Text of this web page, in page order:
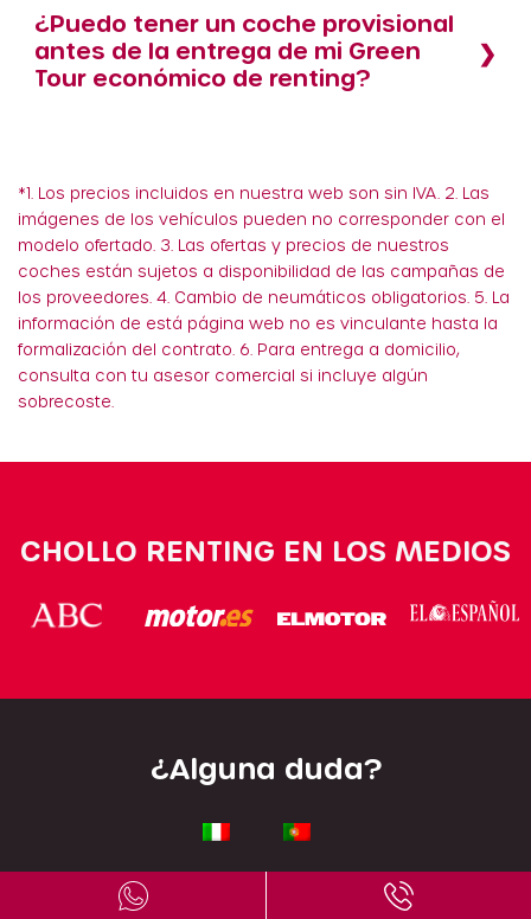
¿Puedo tener un coche provisional
antes de la entrega de mi Green
Tour económico de renting?
*1. Los precios incluidos en nuestra web son sin IVA. 2. Las
imágenes de los vehículos pueden no corresponder con el
modelo ofertado. 3. Las ofertas y precios de nuestros
coches están sujetos a disponibilidad de las campañas de
los proveedores. 4. Cambio de neumáticos obligatorios. 5. La
información de está página web no es vinculante hasta la
formalización del contrato. 6. Para entrega a domicilio,
consulta con tu asesor comercial si incluye algún
sobrecoste.
CHOLLO RENTING EN LOS MEDIOS
¿Alguna duda?